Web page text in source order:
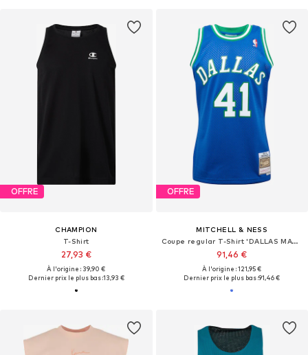
OFFRE
CHAMPION
T-Shirt
27,93 €
À l'origine : 39,90 €
Dernier prix le plus bas :13,93 €
OFFRE
MITCHELL & NESS
Coupe regular T-Shirt 'DALLAS MAVERICKS'
91,46 €
À l'origine : 121,95 €
Dernier prix le plus bas :91,46 €